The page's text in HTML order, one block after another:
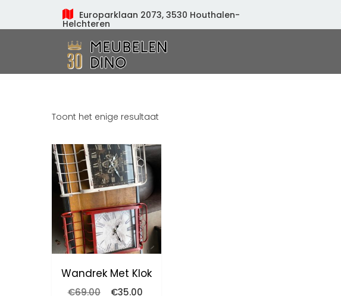
Europarklaan 2073, 3530 Houthalen-
Helchteren
Toont het enige resultaat
Wandrek Met Klok
€69.00
Oorspronkelijke
€35.00